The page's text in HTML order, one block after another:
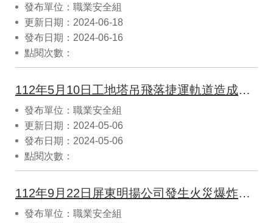
發布單位：職業安全組
更新日期：2024-06-18
發布日期：2024-06-16
點閱次數：
112年5月10日工地塔吊飛落捷運軌道造成列車撞擊事故案例解析
發布單位：職業安全組
更新日期：2024-05-06
發布日期：2024-05-06
點閱次數：
112年9月22日屏東明揚公司發生火災爆炸事故案例解析
發布單位：職業安全組